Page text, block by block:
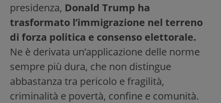
presidenza, Donald Trump ha
trasformato l’immigrazione nel terreno
di forza politica e consenso elettorale.
Ne è derivata un’applicazione delle norme
sempre più dura, che non distingue
abbastanza tra pericolo e fragilità,
criminalità e povertà, confine e comunità.